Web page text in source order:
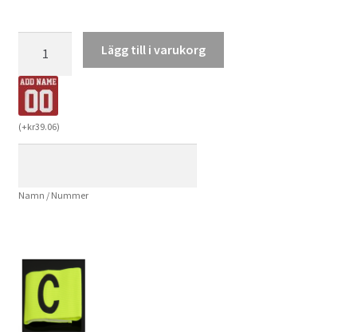
2026
Hemmatröja
Broderi
Konst
Herr
Lägg till i varukorg
(+kr39.06)
Namn / Nummer